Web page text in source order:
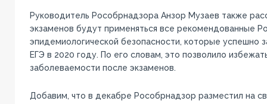
Руководитель Рособрнадзора Анзор Музаев также
экзаменов будут применяться все рекомендованные
эпидемиологической безопасности, которые успешно
ЕГЭ в 2020 году. По его словам, это позволило
заболеваемости после экзаменов.
Добавим, что в декабре Рособрнадзор разместил на